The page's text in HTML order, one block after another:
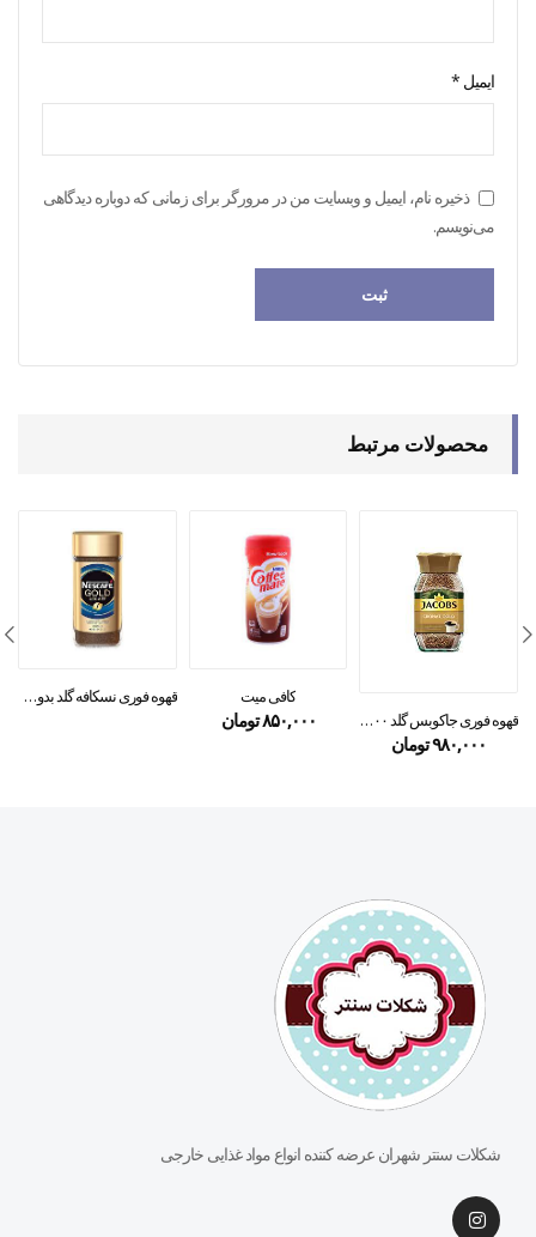
ایمیل *
ذخیره نام، ایمیل و وبسایت من در مرورگر برای زمانی که دوباره دیدگاهی
می‌نویسم.
محصولات مرتبط
قهوه فوری جاکوبس گلد ۱۰۰ گرمی
۹۸۰,۰۰۰تومان
کافی میت
۸۵۰,۰۰۰ تومان
قهوه فوری نسکافه گلد بدون کافئین ۱۰۰گرمی
شکلات سنتر شهران عرضه کننده انواع مواد غذایی خارجی